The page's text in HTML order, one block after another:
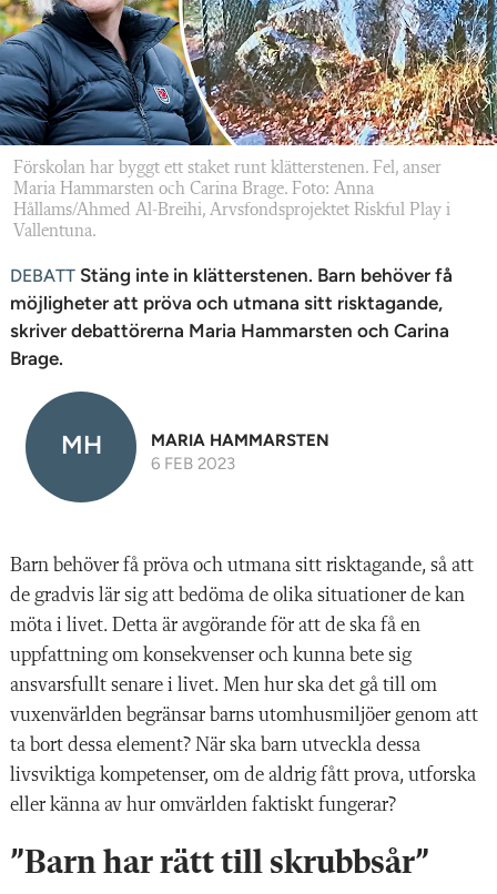
Förskolan har byggt ett staket runt klätterstenen. Fel, anser
Maria Hammarsten och Carina Brage. Foto: Anna
Hållams/Ahmed Al-Breihi, Arvsfondsprojektet Riskful Play i
Vallentuna.
DEBATT Stäng inte in klätterstenen. Barn behöver få
möjligheter att pröva och utmana sitt risktagande,
skriver debattörerna Maria Hammarsten och Carina
Brage.
MH
MARIA HAMMARSTEN
6 FEB 2023
Barn behöver få pröva och utmana sitt risktagande, så att
de gradvis lär sig att bedöma de olika situationer de kan
möta i livet. Detta är avgörande för att de ska få en
uppfattning om konsekvenser och kunna bete sig
ansvarsfullt senare i livet. Men hur ska det gå till om
vuxenvärlden begränsar barns utomhusmiljöer genom att
ta bort dessa element? När ska barn utveckla dessa
livsviktiga kompetenser, om de aldrig fått prova, utforska
eller känna av hur omvärlden faktiskt fungerar?
”Barn har rätt till skrubbsår”